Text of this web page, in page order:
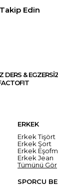
Edin
DERS &
ERKEK
Erkek Tişört
Erkek Şort
Erkek
Erkek Jean
Tümünü Gör
SPORCU